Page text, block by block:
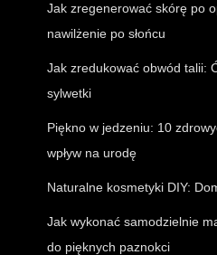
Jak zregenerować skórę po
nawilżenie po słońcu
Jak zredukować obwód talii:
sylwetki
Piękno w jedzeniu: 10
wpływ na urodę
Naturalne kosmetyki DIY:
Jak wykonać samodzielnie
do pięknych paznokci